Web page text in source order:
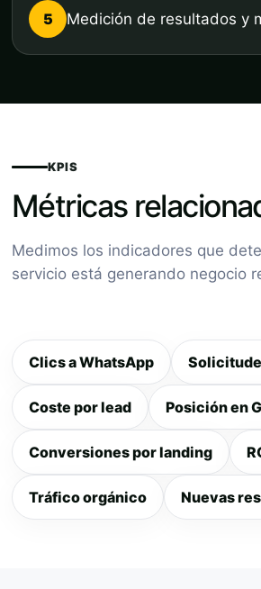
5 Medición de resultados y
KPIS
Métricas
Medimos los indicadores que
servicio está generando negocio
Clics a WhatsApp
Coste por lead Posición en
Conversiones por landing
Tráfico orgánico Nuevas